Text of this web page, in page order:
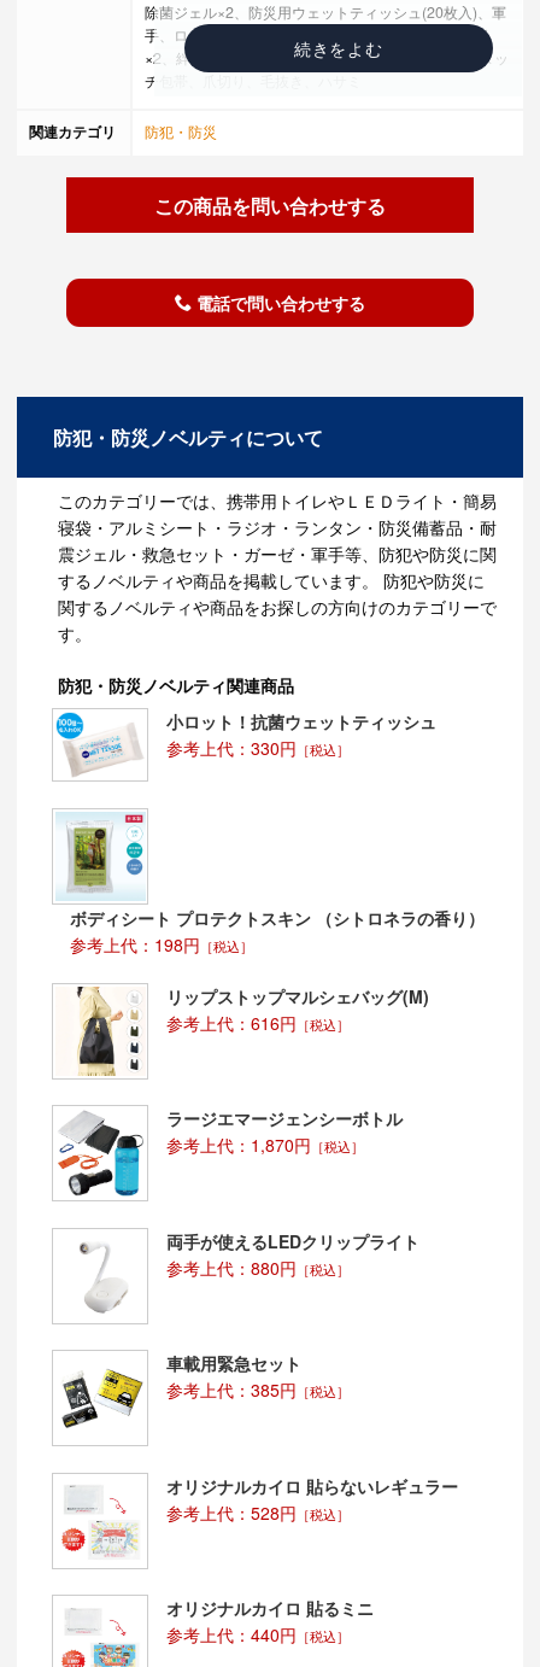
除菌ジェル×2、防災用ウェットティッシュ(20枚入)、軍
手、ロープ、笛、新反射安全タスキ、eco便利バッグ
×2、絆創膏5枚、綿棒10P、コットンパフ3枚、ワンタッ
チ包帯、爪切り、毛抜き、ハサミ
機種あり)。スマートフォンのケーブルは付属していませ
関連カテゴリ 防犯・防災
この商品を問い合わせする
電話で問い合わせする
防犯・防災ノベルティについて
このカテゴリーでは、携帯用トイレやＬＥＤライト・簡易
寝袋・アルミシート・ラジオ・ランタン・防災備蓄品・耐
震ジェル・救急セット・ガーゼ・軍手等、防犯や防災に関
するノベルティや商品を掲載しています。 防犯や防災に
関するノベルティや商品をお探しの方向けのカテゴリーで
す。
防犯・防災ノベルティ関連商品
小ロット！抗菌ウェットティッシュ
参考上代：330円 ［税込］
ボディシート プロテクトスキン （シトロネラの香り）
参考上代：198円 ［税込］
リップストップマルシェバッグ(M)
参考上代：616円 ［税込］
ラージエマージェンシーボトル
参考上代：1,870円 ［税込］
両手が使えるLEDクリップライト
参考上代：880円 ［税込］
車載用緊急セット
参考上代：385円 ［税込］
オリジナルカイロ 貼らないレギュラー
参考上代：528円 ［税込］
オリジナルカイロ 貼るミニ
参考上代：440円 ［税込］